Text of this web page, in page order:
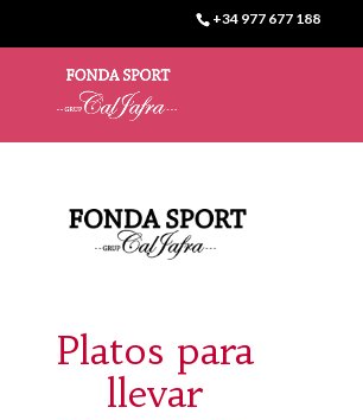
+34 977 677 188
Platos para
llevar